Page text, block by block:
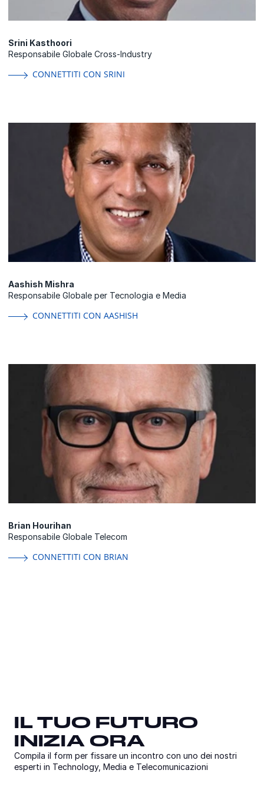
Srini Kasthoori
Responsabile Globale Cross-Industry
CONNETTITI CON SRINI
Aashish Mishra
Responsabile Globale per Tecnologia e Media
CONNETTITI CON AASHISH
Brian Hourihan
Responsabile Globale Telecom
CONNETTITI CON BRIAN
IL TUO FUTURO
INIZIA ORA
Compila il form per fissare un incontro con uno dei nostri
esperti in Technology, Media e Telecomunicazioni
INIZIA ORA
Compila il form per fissare un incontro con uno dei nostri
esperti in Technology, Media e Telecomunicazioni
INIZIA ORA
Compila il form per fissare un incontro con uno dei nostri
esperti in Technology, Media e Telecomunicazioni